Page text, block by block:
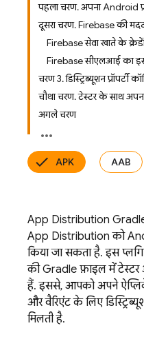
पहला चरण. अपना Android
दूसरा चरण. Firebase की
Firebase सेवा खाते के
Firebase सीएलआई का
चरण 3. डिस्ट्रिब्यूशन प्रॉपर्टी
चौथा चरण. टेस्टर के साथ
अगले चरण
APK AAB
App Distribution
App Distribution को
किया जा सकता है. इस
की Gradle फ़ाइल में टेस्टर
हैं. इससे, आपको अपने
और वैरिएंट के लिए
मिलती है.